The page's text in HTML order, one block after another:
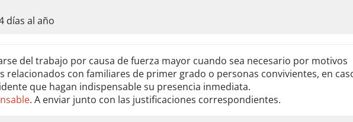
días al año
del trabajo por causa de fuerza mayor cuando sea necesario por motivos
relacionados con familiares de primer grado o personas convivientes, en
que hagan indispensable su presencia inmediata.
. A enviar junto con las justificaciones correspondientes.